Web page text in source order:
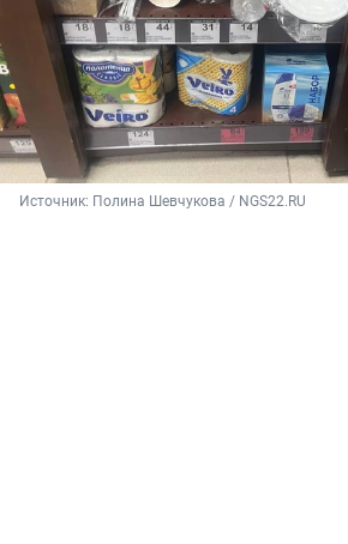
Источник: Полина Шевчукова / NGS22.RU